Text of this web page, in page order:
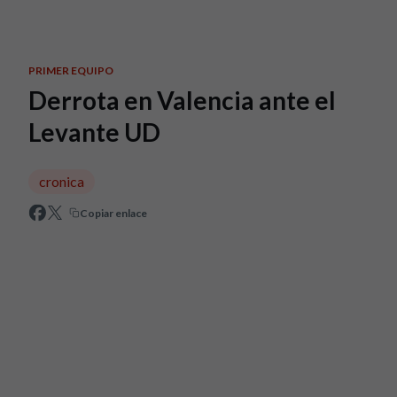
PRIMER EQUIPO
Derrota en Valencia ante el
Levante UD
cronica
Copiar enlace